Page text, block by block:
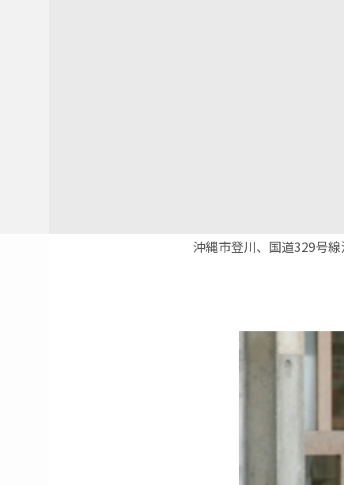
沖縄市登川、国道329号